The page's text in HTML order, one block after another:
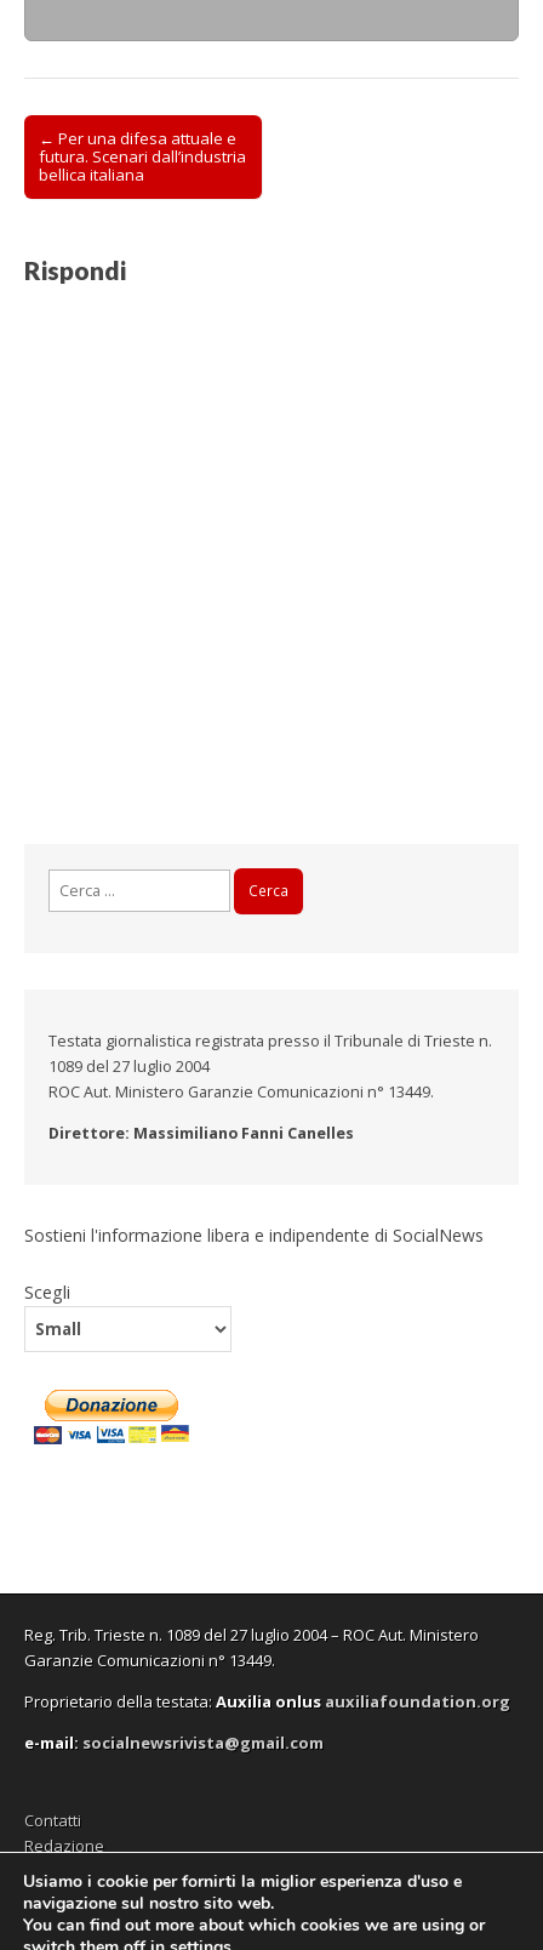
Post
navigation
← Per una difesa attuale e
futura. Scenari dall’industria
bellica italiana
Rispondi
Testata giornalistica registrata presso il Tribunale di Trieste n.
1089 del 27 luglio 2004
ROC Aut. Ministero Garanzie Comunicazioni n° 13449.
Direttore: Massimiliano Fanni Canelles
Sostieni l'informazione libera e indipendente di SocialNews
Scegli
Reg. Trib. Trieste n. 1089 del 27 luglio 2004 – ROC Aut. Ministero
Garanzie Comunicazioni n° 13449.
Proprietario della testata:Auxilia onlus auxiliafoundation.org
e-mail: socialnewsrivista@gmail.com
Contatti
Redazione
Editore (Auxilia ODV)
Privacy
Usiamo i cookie per fornirti la miglior esperienza d'uso e
navigazione sul nostro sito web.
You can find out more about which cookies we are using or